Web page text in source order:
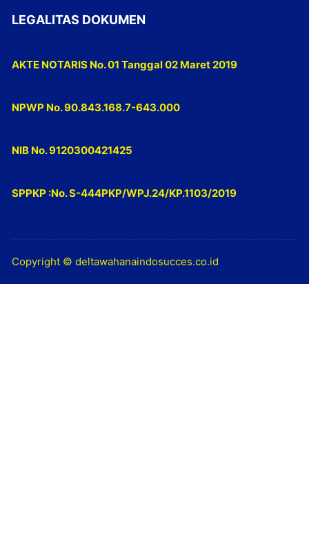
LEGALITAS DOKUMEN
AKTE NOTARIS No. 01 Tanggal 02 Maret 2019
NPWP No. 90.843.168.7-643.000
NIB No. 9120300421425
SPPKP :No. S-444PKP/WPJ.24/KP.1103/2019
Copyright © deltawahanaindosucces.co.id